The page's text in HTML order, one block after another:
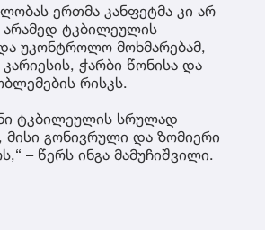
ერთმა კანფეტმა კი არ
არამედ ტკბილეულის
უკონტროლო მოხმარებამ,
ჭარბი წონისა და
რისკს.
ტკბილეულის სრულად
მისი გონივრული და ზომიერი
– წერს ინგა მამუჩიშვილი.